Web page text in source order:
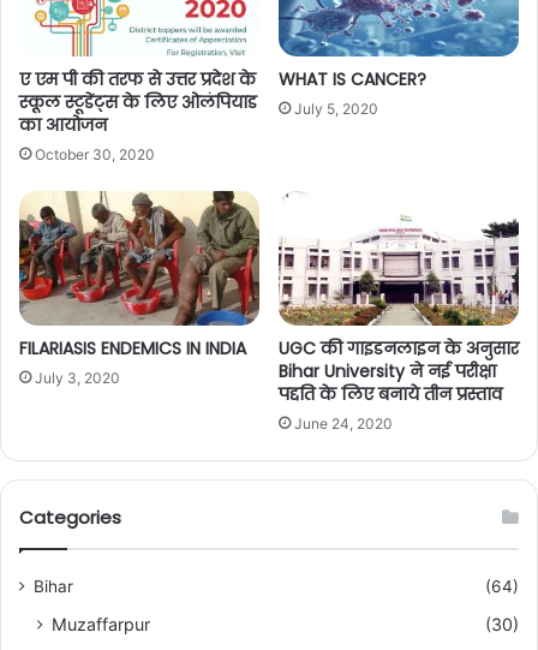
ए एम पी की तरफ से उत्तर प्रदेश के
स्कूल स्टूडेंट्स के लिए ओलंपियाड
का आयोजन
October 30, 2020
WHAT IS CANCER?
July 5, 2020
FILARIASIS ENDEMICS IN INDIA
July 3, 2020
UGC की गाइडनलाइन के अनुसार
Bihar University ने नई परीक्षा
पद्दति के लिए बनाये तीन प्रस्ताव
June 24, 2020
Categories
Bihar (64)
Muzaffarpur (30)